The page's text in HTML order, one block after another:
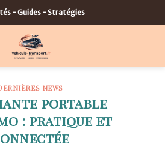
- Guides - Stratégies
NEWS
portable
: pratique et